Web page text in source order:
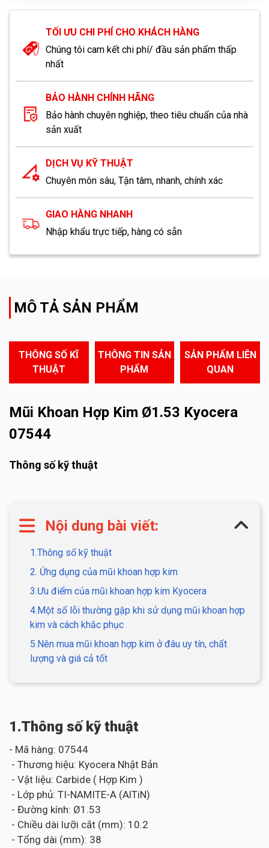
TỐI ƯU CHI PHÍ CHO KHÁCH HÀNG
Chúng tôi cam kết chi phí/ đầu sản phẩm thấp
nhất
BẢO HÀNH CHÍNH HÃNG
Bảo hành chuyên nghiệp, theo tiêu chuẩn của nhà
sản xuất
DỊCH VỤ KỸ THUẬT
Chuyên môn sâu, Tận tâm, nhanh, chính xác
GIAO HÀNG NHANH
Nhập khẩu trực tiếp, hàng có sẵn
MÔ TẢ SẢN PHẨM
THÔNG SỐ KĨ
THUẬT
THÔNG TIN SẢN
PHẨM
SẢN PHẨM LIÊN
QUAN
Mũi Khoan Hợp Kim Ø1.53 Kyocera
07544
Thông số kỹ thuật
Nội dung bài viết:
1.Thông số kỹ thuật
2. Ứng dụng của mũi khoan hợp kim
3.Ưu điểm của mũi khoan hợp kim Kyocera
4.Một số lỗi thường gặp khi sử dụng mũi khoan hợp
kim và cách khắc phục
5.Nên mua mũi khoan hợp kim ở đâu uy tín, chất
lượng và giá cả tốt
1.Thông số kỹ thuật
- Mã hàng: 07544
- Thương hiệu: Kyocera Nhật Bản
- Vật liệu: Carbide ( Hợp Kim )
- Lớp phủ: TI-NAMITE-A (AlTiN)
- Đường kính: Ø1.53
- Chiều dài lưỡi cắt (mm): 10.2
- Tổng dài (mm): 38